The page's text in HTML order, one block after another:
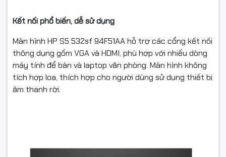
Kết nối phổ biến, dễ sử dụng
Màn hình HP S5 532sf 94F51AAhỗ trợ các cổng kết nối
thông dụng gồm VGA và HDMI, phù hợp với nhiều dòng
máy tính để bàn và laptop văn phòng. Màn hình không
tích hợp loa, thích hợp cho người dùng sử dụng thiết bị
âm thanh rời.